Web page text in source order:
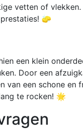
vetten of
🧽
een klein
Door een
van een schone
te rocken! 🌟